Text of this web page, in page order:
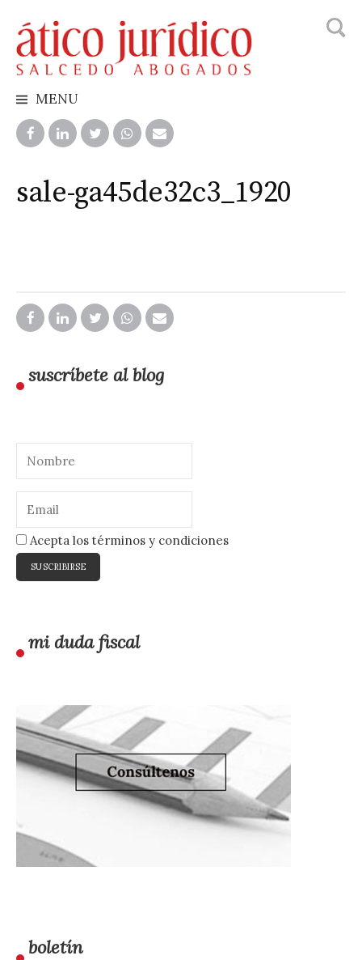
to
content
MENU
sale-ga45de32c3_1920
suscríbete al blog
Acepta los términos y condiciones
mi duda fiscal
boletín